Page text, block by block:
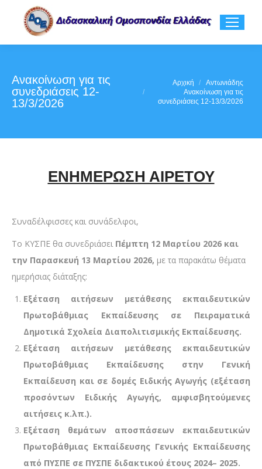
Ανακοίνωση για τις
συνεδριάσεις 12-
13/3/2026
You are here:Αρχική
Αντωνιάδης
Ανακοίνωση για τις
συνεδριάσεις 12-13/3/2026
ΕΝΗΜΕΡΩΣΗ ΑΙΡΕΤΟΥ
Συναδέλφισσες και συνάδελφοι,
Το ΚΥΣΠΕ θα συνεδριάσει Πέμπτη 12 Μαρτίου 2026 και
την Παρασκευή 13 Μαρτίου 2026, με τα παρακάτω θέματα
ημερήσιας διάταξης:
Εξέταση αιτήσεων μετάθεσης εκπαιδευτικών
Πρωτοβάθμιας Εκπαίδευσης σε Πειραματικά
Δημοτικά Σχολεία Διαπολιτισμικής Εκπαίδευσης.
Εξέταση αιτήσεων μετάθεσης εκπαιδευτικών
Πρωτοβάθμιας Εκπαίδευσης στην Γενική
Εκπαίδευση και σε δομές Ειδικής Αγωγής (εξέταση
προσόντων Ειδικής Αγωγής, αμφισβητούμενες
αιτήσεις κ.λπ.).
Εξέταση θεμάτων αποσπάσεων εκπαιδευτικών
Πρωτοβάθμιας Εκπαίδευσης Γενικής Εκπαίδευσης
από ΠΥΣΠΕ σε ΠΥΣΠΕ διδακτικού έτους 2024– 2025.